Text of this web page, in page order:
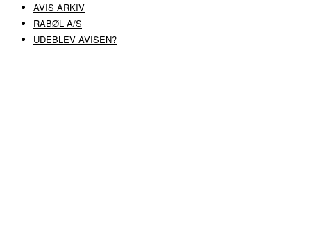
AVIS ARKIV
RABØL A/S
UDEBLEV AVISEN?